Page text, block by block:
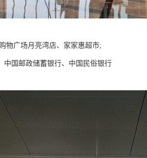
物广场月亮湾店、家家惠超市;
中国邮政储蓄银行、中国民俗银行